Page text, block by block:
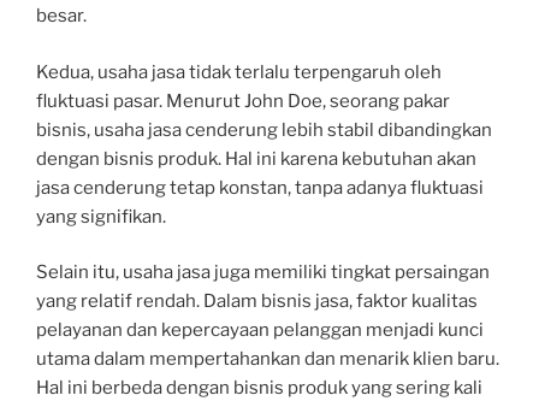
besar.
Kedua, usaha jasa tidak terlalu terpengaruh oleh
fluktuasi pasar. Menurut John Doe, seorang pakar
bisnis, usaha jasa cenderung lebih stabil dibandingkan
dengan bisnis produk. Hal ini karena kebutuhan akan
jasa cenderung tetap konstan, tanpa adanya fluktuasi
yang signifikan.
Selain itu, usaha jasa juga memiliki tingkat persaingan
yang relatif rendah. Dalam bisnis jasa, faktor kualitas
pelayanan dan kepercayaan pelanggan menjadi kunci
utama dalam mempertahankan dan menarik klien baru.
Hal ini berbeda dengan bisnis produk yang sering kali